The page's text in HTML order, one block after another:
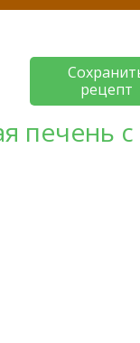
рецепт
печень с